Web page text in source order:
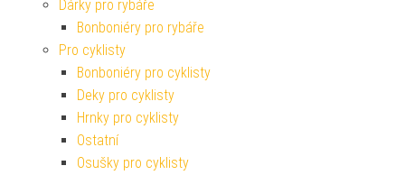
Dárky pro rybáře
Bonboniéry pro rybáře
Pro cyklisty
Bonboniéry pro cyklisty
Deky pro cyklisty
Hrnky pro cyklisty
Ostatní
Osušky pro cyklisty